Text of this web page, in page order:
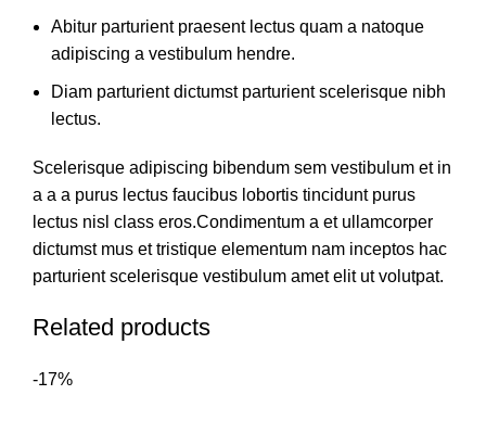
Abitur parturient praesent lectus quam a natoque
adipiscing a vestibulum hendre.
Diam parturient dictumst parturient scelerisque nibh
lectus.
Scelerisque adipiscing bibendum sem vestibulum et in
a a a purus lectus faucibus lobortis tincidunt purus
lectus nisl class eros.Condimentum a et ullamcorper
dictumst mus et tristique elementum nam inceptos hac
parturient scelerisque vestibulum amet elit ut volutpat.
Related products
-17%